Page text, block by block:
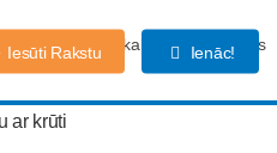
Grūtniecības kalendārs Forums
Iesūti Rakstu Ienāc!